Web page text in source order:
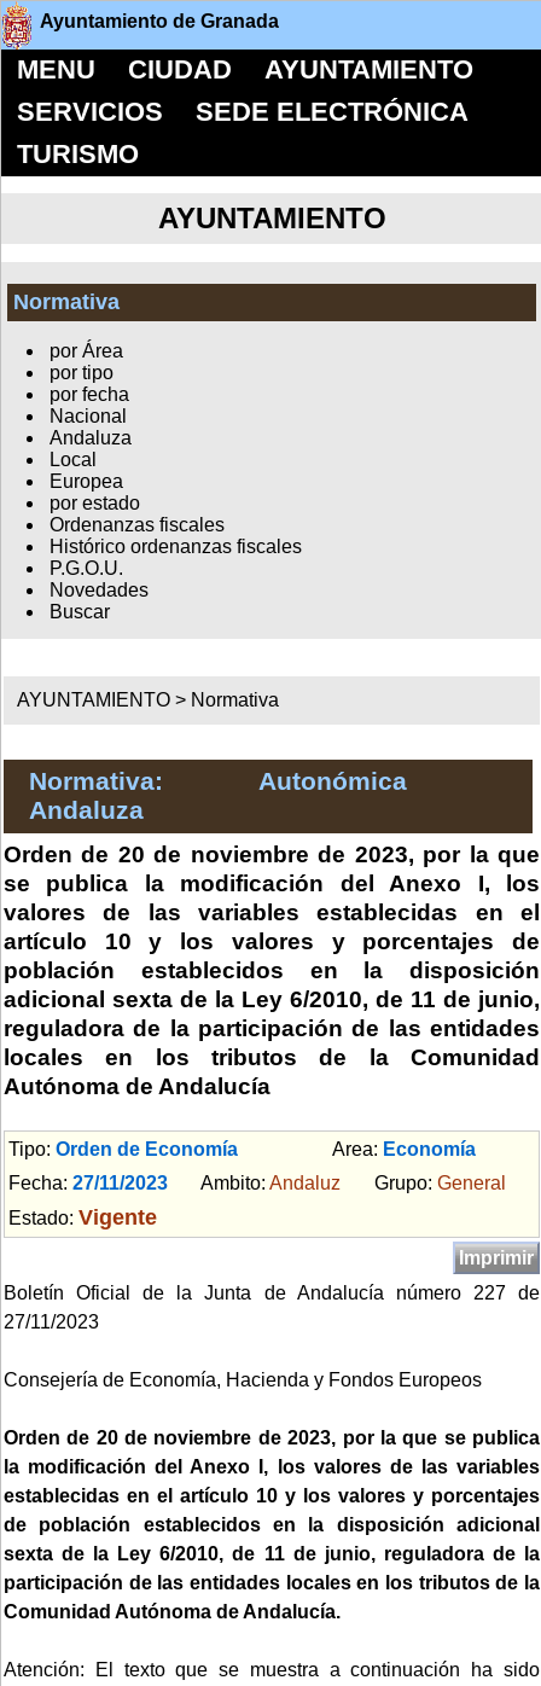
Ayuntamiento de Granada
MENU CIUDAD
AYUNTAMIENTO
SERVICIOS
SEDE ELECTRÓNICA
TURISMO
AYUNTAMIENTO
Normativa
por Área
por tipo
por fecha
Nacional
Andaluza
Local
Europea
por estado
Ordenanzas fiscales
Histórico ordenanzas fiscales
P.G.O.U.
Novedades
Buscar
AYUNTAMIENTO > Normativa
Normativa: Autonómica
Andaluza
Orden de 20 de noviembre de 2023, por la que
se publica la modificación del Anexo I, los
valores de las variables establecidas en el
artículo 10 y los valores y porcentajes de
población establecidos en la disposición
adicional sexta de la Ley 6/2010, de 11 de junio,
reguladora de la participación de las entidades
locales en los tributos de la Comunidad
Autónoma de Andalucía
Tipo: Orden de Economía Area: Economía
Fecha: 27/11/2023 Ambito: Andaluz Grupo: General
Estado: Vigente
Imprimir
Boletín Oficial de la Junta de Andalucía número 227 de
27/11/2023
Consejería de Economía, Hacienda y Fondos Europeos
Orden de 20 de noviembre de 2023, por la que se publica
la modificación del Anexo I, los valores de las variables
establecidas en el artículo 10 y los valores y porcentajes
de población establecidos en la disposición adicional
sexta de la Ley 6/2010, de 11 de junio, reguladora de la
participación de las entidades locales en los tributos de la
Comunidad Autónoma de Andalucía.
Atención: El texto que se muestra a continuación ha sido